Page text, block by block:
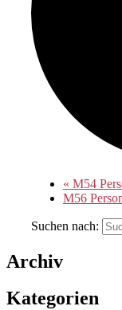
« M54
M56
Suchen nach:
Archiv
Kategorien